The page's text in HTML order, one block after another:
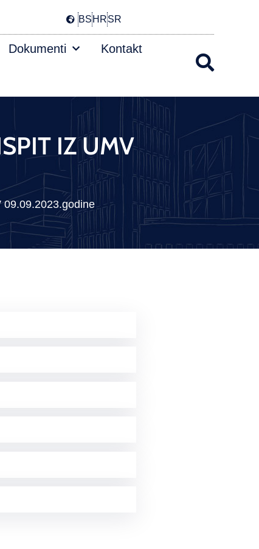
BSHRSR
Dokumenti Kontakt
IZ UMV
09.09.2023.godine